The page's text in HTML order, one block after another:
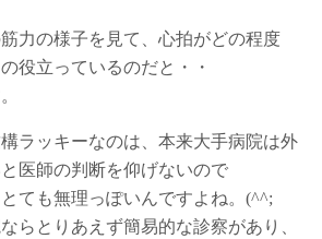
力の様子を見て、心拍がどの程度
役立っているのだと・・
ラッキーなのは、本来大手病院は外
医師の判断を仰げないので
ても無理っぽいんですよね。(^^;
らとりあえず簡易的な診察があり、